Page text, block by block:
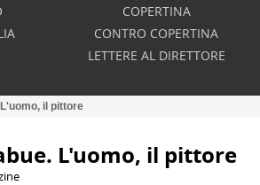
COPERTINA
CONTRO COPERTINA
LETTERE AL DIRETTORE
il pittore
L'uomo, il pittore